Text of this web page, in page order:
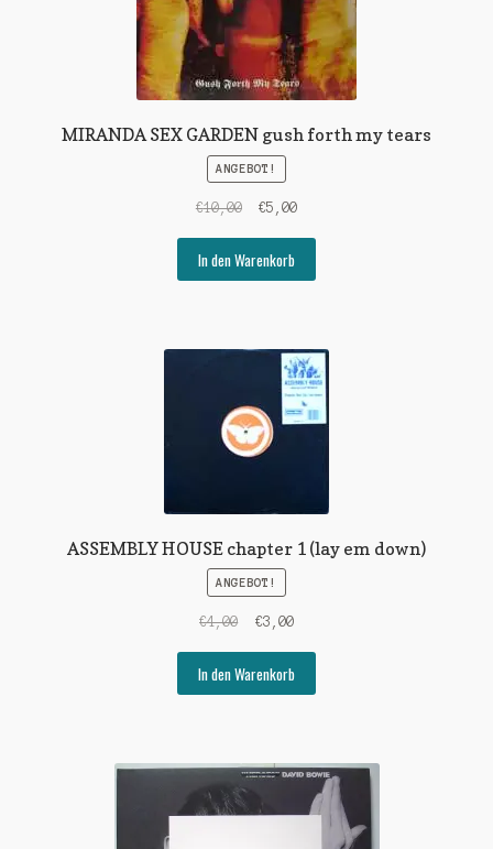
MIRANDA SEX GARDEN gush forth my tears
ANGEBOT!
€10,00
Ursprünglicher
war:
€10,00
€5,00Aktueller
€5,00.
In den Warenkorb
ASSEMBLY HOUSE chapter 1 (lay em down)
ANGEBOT!
€4,00
Ursprünglicher
war:
€4,00
€3,00Aktueller
ist:
€3,00.
In den Warenkorb